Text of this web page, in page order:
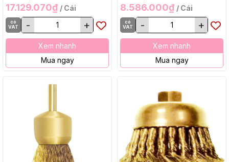
17.129.070₫ / Cái
có
VAT
- +
Xem nhanh
Mua ngay
8.586.000₫ / Cái
có
VAT
- +
Xem nhanh
Mua ngay